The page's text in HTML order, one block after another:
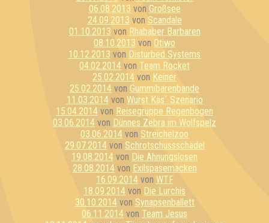
06.08.2013 von Großsee
24.09.2013 von Scandale
01.10.2013 von Rhababer Barbaren
08.10.2013 von Otiwo
10.12.2013 von Disturbed Systems
04.02.2014 von Team Rocket
25.02.2014 von Keiner
25.02.2014 von Gummibärenbande
11.03.2014von Wurst Käs´ Szenario
15.04.2014 von Reisegruppe Regenbogen
03.06.2014 von Dünnes Zebra im Wolfspelz
03.06.2014 von Streichelzoo
29.07.2014von Schrotschussschädel
19.08.2014 von Die Ahnungslosen
28.08.2014von Exilspasemacken
16.09.2014von WTF
18.09.2014 von Die Lurchis
30.10.2014von Synapsenballett
06.11.2014 von Team Jesus